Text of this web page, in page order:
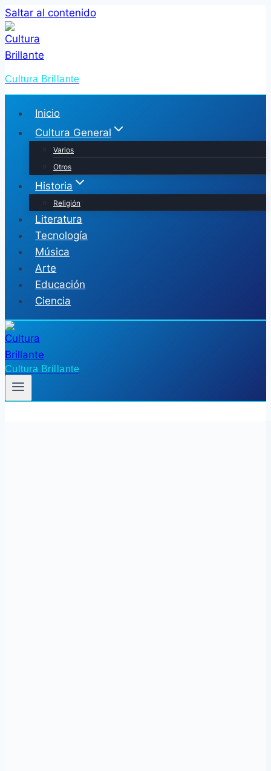
Saltar al contenido
Cultura Brillante
Inicio
Cultura General
Varios
Otros
Historia
Religión
Literatura
Tecnología
Música
Arte
Educación
Ciencia
Cultura Brillante